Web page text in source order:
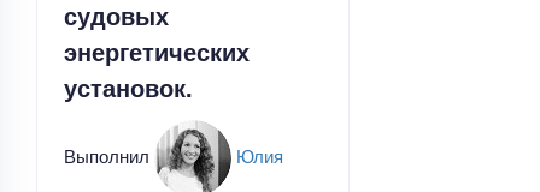
судовых
энергетических
установок.
Выполнил Юлия
Отчет по практике
Отчет по практике – Организационная –
Студландия на заказ